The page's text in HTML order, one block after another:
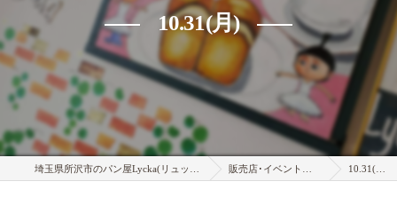
10.31(月)
販売店･イベント情報 10.31(月)